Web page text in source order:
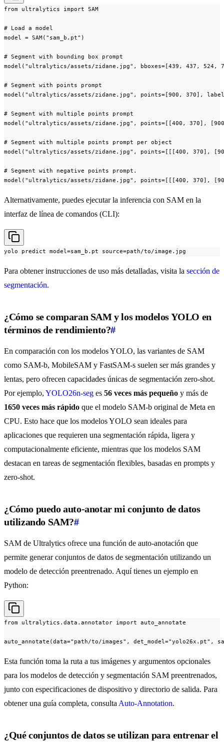
from ultralytics import SAM
# Load a model
model = SAM("sam_b.pt")
# Segment with bounding box prompt
model("ultralytics/assets/zidane.jpg", bboxes=[439, 437, 524,
# Segment with points prompt
model("ultralytics/assets/zidane.jpg", points=[900, 370],
# Segment with multiple points prompt
model("ultralytics/assets/zidane.jpg", points=[[400, 370],
# Segment with multiple points prompt per object
model("ultralytics/assets/zidane.jpg", points=[[[400, 370],
# Segment with negative points prompt.
model("ultralytics/assets/zidane.jpg", points=[[[400, 370],
Alternativamente, puedes ejecutar la inferencia con SAM en la
interfaz de línea de comandos (CLI):
yolo predict model=sam_b.pt source=path/to/image.jpg
Para obtener instrucciones de uso más detalladas, visita la sección de
segmentación.
¿Cómo se comparan SAM y los modelos YOLO en
términos de rendimiento?#
En comparación con los modelos YOLO, las variantes de SAM
como SAM-b, MobileSAM y FastSAM-s suelen ser más grandes y
lentas, pero ofrecen capacidades únicas de segmentación zero-shot.
Por ejemplo, YOLO26n-seg es 56 veces más pequeño y más de
1650 veces más rápido que el modelo SAM-b original de Meta en
CPU. Esto hace que los modelos YOLO sean ideales para
aplicaciones que requieren una segmentación rápida, ligera y
computacionalmente eficiente, mientras que los modelos SAM
destacan en tareas de segmentación flexibles, basadas en prompts y
zero-shot.
¿Cómo puedo auto-anotar mi conjunto de datos
utilizando SAM?#
SAM de Ultralytics ofrece una función de auto-anotación que
permite generar conjuntos de datos de segmentación utilizando un
modelo de detección preentrenado. Aquí tienes un ejemplo en
Python:
from ultralytics.data.annotator import auto_annotate
auto_annotate(data="path/to/images", det_model="yolo26x.pt",
Esta función toma la ruta a tus imágenes y argumentos opcionales
para los modelos de detección y segmentación SAM preentrenados,
junto con especificaciones de dispositivo y directorio de salida. Para
obtener una guía completa, consulta Auto-Annotation.
¿Qué conjuntos de datos se utilizan para entrenar el